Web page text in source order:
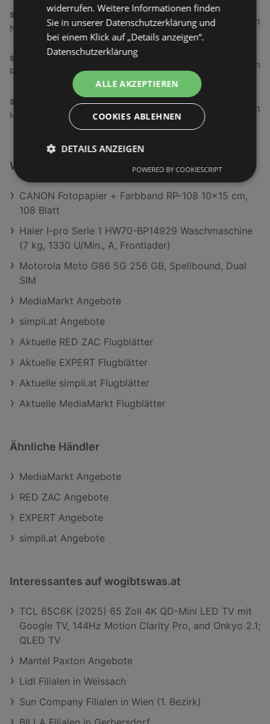
simpli.at
Neudorfstraße 15, 6890 Lustenau
6,21 km
simpli.at
Radetzkystraße 20, 6890 Lustenau
6,34 km
simpli.at
Hofsteigstraße 30, 6971 Hard
7,75 km
Weiterführende Links
CANON Fotopapier + Farbband RP-108 10x15 cm,
108 Blatt
Haier I-pro Serie 1 HW70-BP14929 Waschmaschine
(7 kg, 1330 U/Min., A, Frontlader)
Motorola Moto G86 5G 256 GB, Spellbound, Dual
SIM
MediaMarkt Angebote
simpli.at Angebote
Aktuelle RED ZAC Flugblätter
Aktuelle EXPERT Flugblätter
Aktuelle simpli.at Flugblätter
Aktuelle MediaMarkt Flugblätter
Ähnliche Händler
MediaMarkt Angebote
RED ZAC Angebote
EXPERT Angebote
simpli.at Angebote
Interessantes auf wogibtswas.at
TCL 65C6K (2025) 65 Zoll 4K QD-Mini LED TV mit
Google TV, 144Hz Motion Clarity Pro, and Onkyo 2.1;
QLED TV
Mantel Paxton Angebote
Lidl Filialen in Weissach
Sun Company Filialen in Wien (1. Bezirk)
widerrufen. Weitere Informationen finden
Sie in unserer Datenschutzerklärung und
bei einem Klick auf „Details anzeigen“.
Datenschutzerklärung
ALLE AKZEPTIEREN
COOKIES ABLEHNEN
DETAILS ANZEIGEN
POWERED BY COOKIESCRIPT